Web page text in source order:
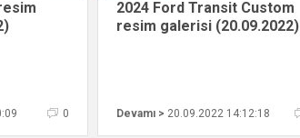
0
2024 Ford Transit Custom
resim galerisi (20.09.2022)
Devamı > 20.09.2022 14:12:18